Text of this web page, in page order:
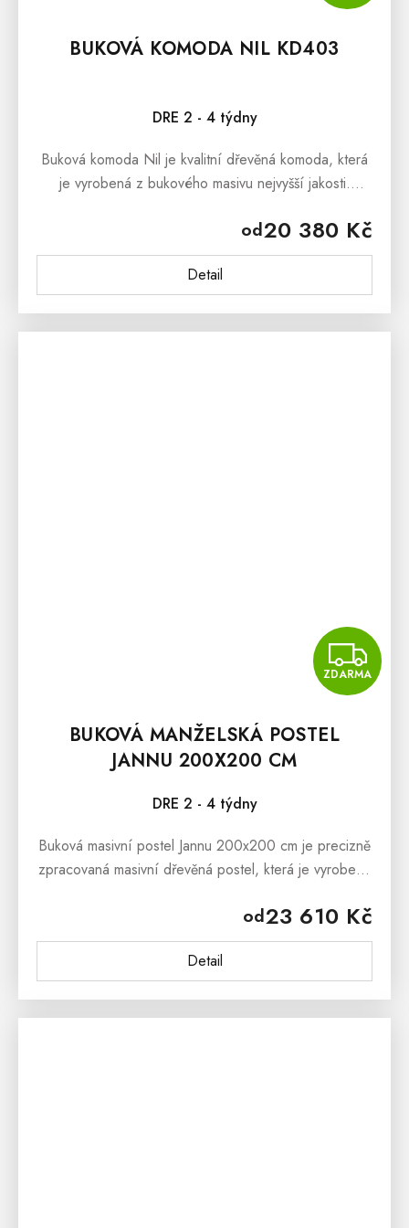
BUKOVÁ KOMODA NIL KD403
DRE 2 - 4 týdny
od20 380 Kč
Detail
Buková komoda Nil je kvalitní dřevěná komoda, která
je vyrobená z bukového masivu nejvyšší jakosti.
kterou ocení nejen všichni...
ZDARMA
BUKOVÁ MANŽELSKÁ POSTEL
JANNU 200X200 CM
DRE 2 - 4 týdny
od23 610 Kč
Detail
Buková masivní postel Jannu 200x200 cm je precizně
zpracovaná masivní dřevěná postel, která je vyrobena
ekologickým bezbarvým...